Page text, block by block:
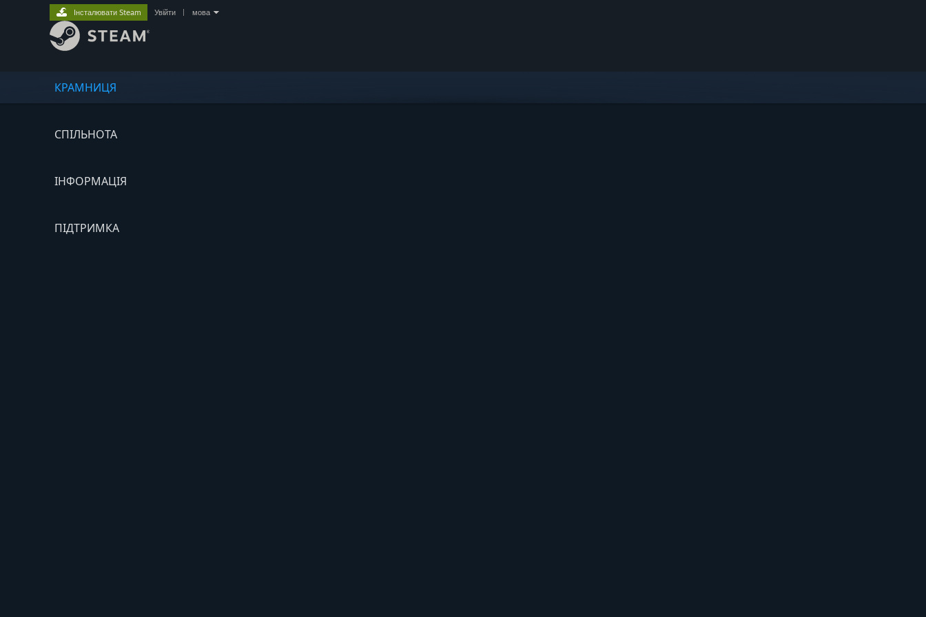
КРАМНИЦЯ
СПІЛЬНОТА
ІНФОРМАЦІЯ
ПІДТРИМКА
Інсталювати Steam Увійти мова